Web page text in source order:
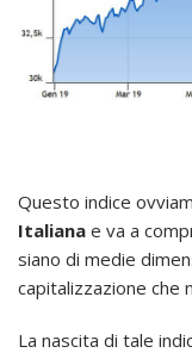
Questo indice
Italiana e va a
siano di medie
capitalizzazione che
La nascita di tale